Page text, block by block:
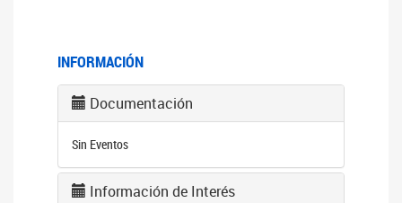
INFORMACIÓN
Documentación
Sin Eventos
Información de Interés